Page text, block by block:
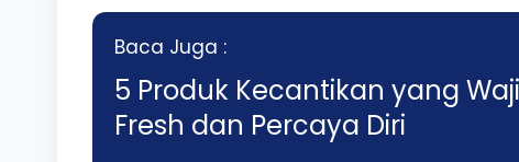
Baca Juga :
5 Produk Kecantikan yang
Fresh dan Percaya Diri